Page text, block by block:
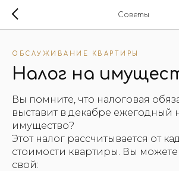
Советы
ОБСЛУЖИВАНИЕ КВАРТИРЫ
Налог на
Вы помните, что налоговая
выставит в декабре ежегодный
имущество?
Этот налог рассчитывается от
стоимости квартиры. Вы можете
свой: